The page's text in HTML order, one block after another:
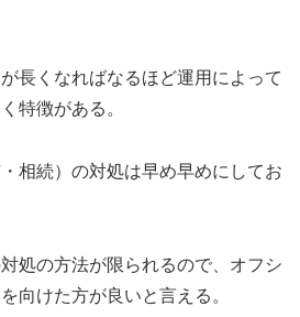
長くなればなるほど運用によって
特徴がある。
相続）の対処は早め早めにしてお
処の方法が限られるので、オフシ
向けた方が良いと言える。